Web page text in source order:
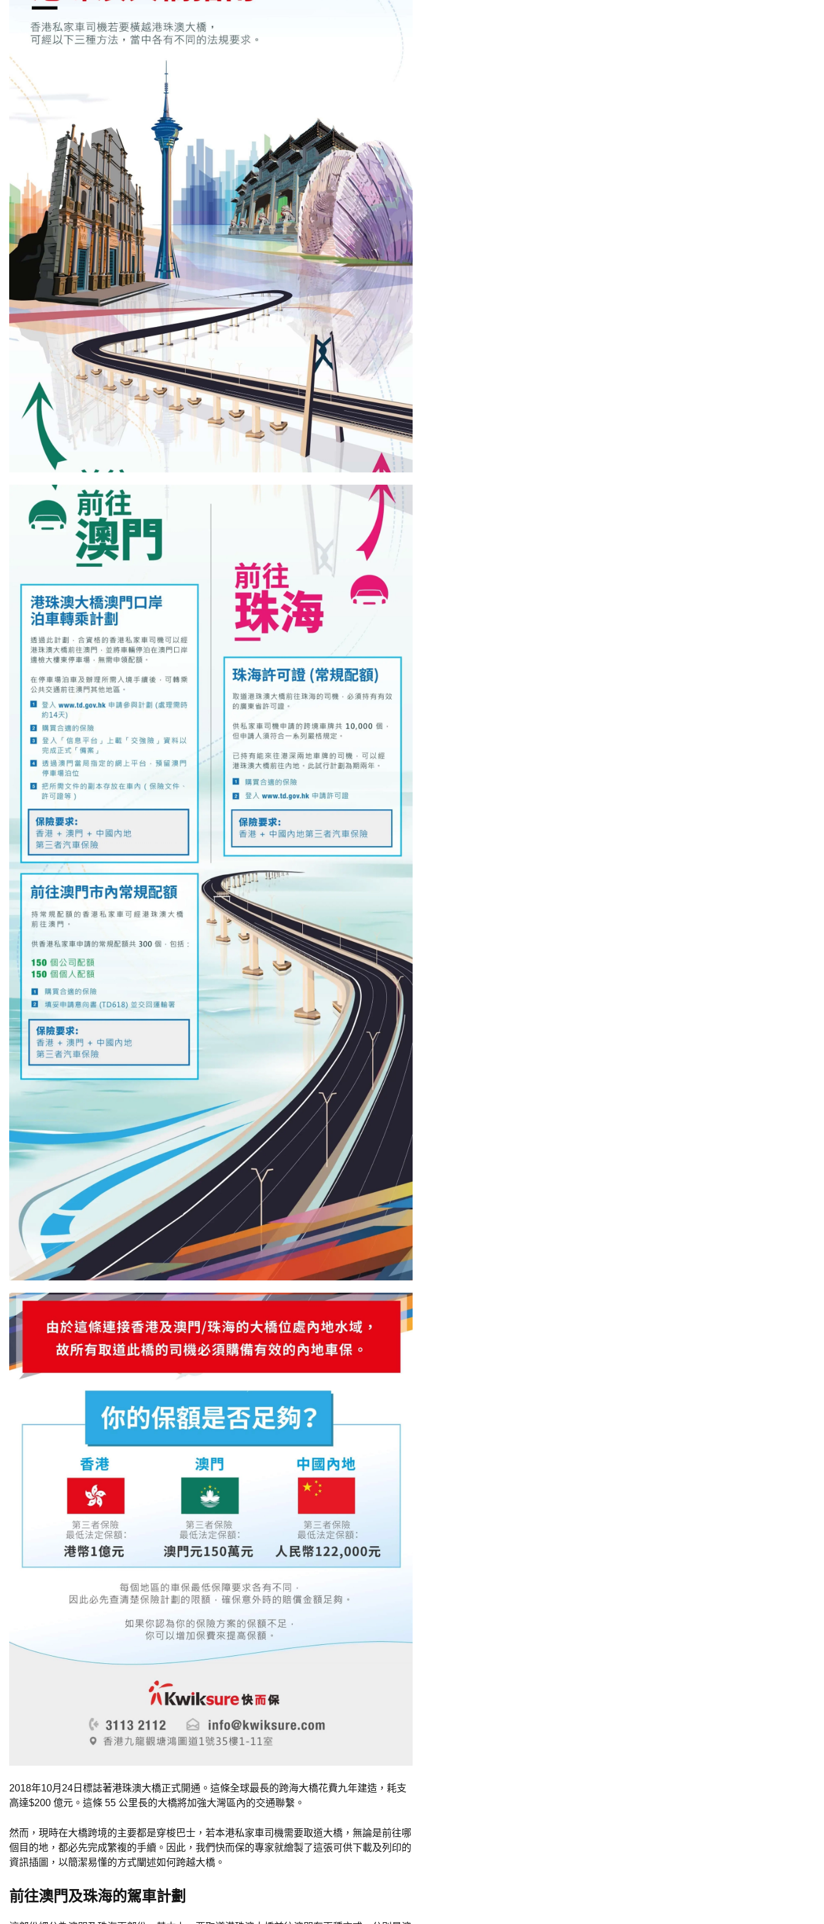
2018年10月24日標誌著港珠澳大橋正式開通。這條全球最長的跨海大橋花費九年建造，耗支
高達$200 億元。這條 55 公里長的大橋將加強大灣區內的交通聯繫。
然而，現時在大橋跨境的主要都是穿梭巴士，若本港私家車司機需要取道大橋，無論是前往哪
個目的地，都必先完成繁複的手續。因此，我們快而保的專家就繪製了這張可供下載及列印的
資訊插圖，以簡潔易懂的方式闡述如何跨越大橋。
前往澳門及珠海的駕車計劃